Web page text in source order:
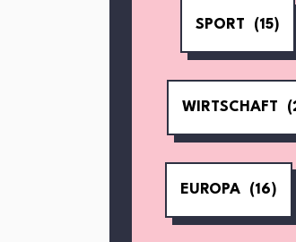
SPORT (15)
WIRTSCHAFT
EUROPA (16)